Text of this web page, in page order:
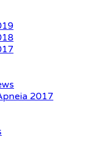
2017